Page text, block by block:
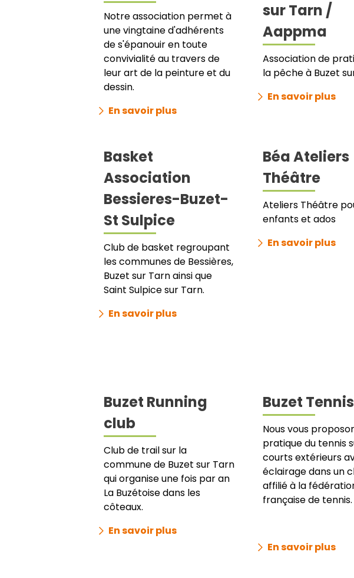
Notre association permet à
une vingtaine d'adhérents
de s'épanouir en toute
convivialité au travers de
leur art de la peinture et du
dessin.
En savoir plus
sur Tarn /
Aappma
Association de
la pêche à Buzet
En savoir plus
Basket
Association
Bessieres-Buzet-
St Sulpice
Club de basket regroupant
les communes de Bessières,
Buzet sur Tarn ainsi que
Saint Sulpice sur Tarn.
En savoir plus
Béa Ateliers
Théâtre
Ateliers Théâtre
enfants et ados
En savoir plus
Buzet Running
club
Club de trail sur la
commune de Buzet sur Tarn
qui organise une fois par an
La Buzétoise dans les
côteaux.
En savoir plus
Buzet
Nous vous
pratique du tennis
courts extérieurs
éclairage dans un
affilié à la
française de tennis.
En savoir plus